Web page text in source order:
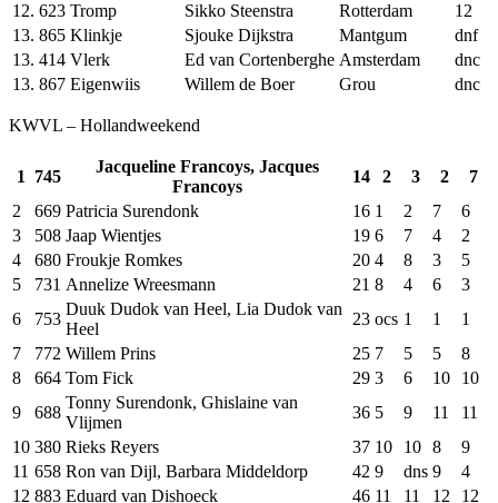
12. 623 Tromp Sikko Steenstra Rotterdam
12
13. 865 Klinkje Sjouke Dijkstra Mantgum
dnf
13. 414 Vlerk Ed van Cortenberghe Amsterdam
dnc
13. 867 Eigenwiis Willem de Boer Grou dnc
KWVL – Hollandweekend
1 745
Jacqueline Francoys, Jacques
Francoys
14 2 3 2
7
2
669 Patricia Surendonk 16 1 2 7
6
3
508 Jaap Wientjes 19 6 7 4
2
4
680 Froukje Romkes 20 4 8 3
5
5
731 Annelize Wreesmann 21 8 4 6
3
6
753
Duuk Dudok van Heel, Lia Dudok van
Heel
23 ocs 1 1
1
7
772 Willem Prins 25 7 5 5
8
8
664 Tom Fick 29 3 6 10
10
9
688
Tonny Surendonk, Ghislaine van
Vlijmen
36 5 9 11
11
10 380 Rieks Reyers 37 10 10 8
9
11 658 Ron van Dijl, Barbara Middeldorp 42 9 dns 9
4
12 883 Eduard van Dishoeck 46 11 11 12
12